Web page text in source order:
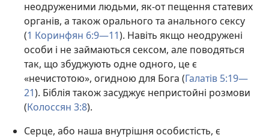
неодруженими людьми, як-от пещення статевих
органів, а також орального та анального сексу
(1 Коринфян 6:9—11). Навіть якщо неодружені
особи і не займаються сексом, але поводяться
так, що збуджують одне одного, це є
«нечистотою», огидною для Бога (Галатів 5:19—
21). Біблія також засуджує непристойні розмови
(Колоссян 3:8).
Серце, або наша внутрішня особистість, є